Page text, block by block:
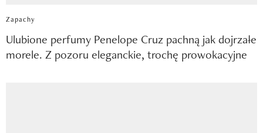
Zapachy
Ulubione perfumy Penelope Cruz pachną jak dojrzałe
morele. Z pozoru eleganckie, trochę prowokacyjne